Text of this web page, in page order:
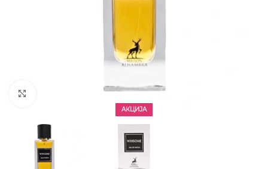
АКЦИЈА
CLICK TO ENLARGE